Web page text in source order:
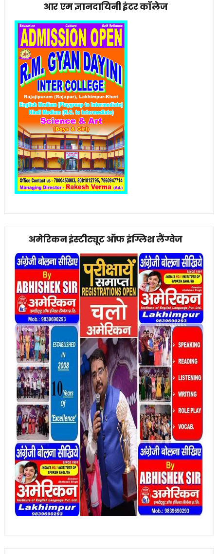
आर एम ज्ञानदायिनी इंटर कॉलेज
अमेरिकन इंस्टीट्यूट ऑफ इंग्लिश लैंग्वेज